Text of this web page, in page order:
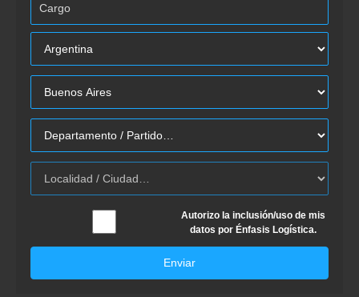
Autorizo la inclusión/uso de mis
datos por Énfasis Logística.
Enviar